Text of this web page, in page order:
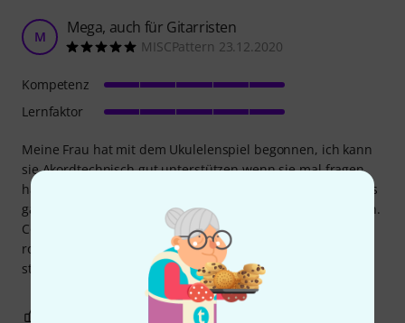
M Mega, auch für Gitarristen
MISCPattern 23.12.2020
Meine Frau hat mit dem Ukulelenspiel begonnen, ich kann
sie Akordtechnisch gut unterstützen wenn sie mal fragen
hat. Allerdings kommt sie sehr selten zu mir da sie sich das
ganze Wissen tatsächlich selbst aus dem Buch ziehen kann.
Coole Lieder, abwechslungsreiche Schlagmuster und ein
roter Faden der sich durch das komplette Buch zieht. So
stellt man sich das doch vor oder nicht? 5 Sterne, Top!
Kompetenz
Lernfaktor
BEWERTUNG MELDEN